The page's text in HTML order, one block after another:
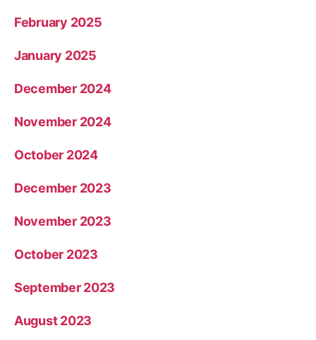
February 2025
January 2025
December 2024
November 2024
October 2024
December 2023
November 2023
October 2023
September 2023
August 2023